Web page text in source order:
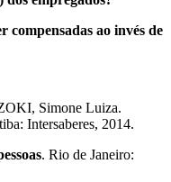
compensadas ao invés de
Simone Luiza.
Intersaberes, 2014.
. Rio de Janeiro: